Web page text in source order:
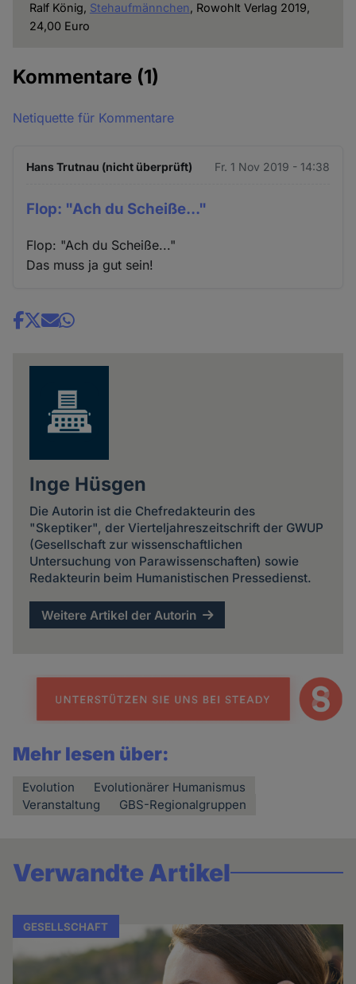
Ralf König, Stehaufmännchen, Rowohlt Verlag 2019,
24,00 Euro
Kommentare (1)
Netiquette für Kommentare
Hans Trutnau (nicht überprüft) Fr. 1 Nov 2019 - 14:38
Flop: "Ach du Scheiße..."
Flop: "Ach du Scheiße..."
Das muss ja gut sein!
Share
Inge Hüsgen
Die Autorin ist die Chefredakteurin des
"Skeptiker", der Vierteljahreszeitschrift der GWUP
(Gesellschaft zur wissenschaftlichen
Untersuchung von Parawissenschaften) sowie
Redakteurin beim Humanistischen Pressedienst.
Weitere Artikel der Autorin
Mehr lesen über:
Evolution
Evolutionärer Humanismus
Veranstaltung
GBS-Regionalgruppen
Verwandte Artikel
GESELLSCHAFT